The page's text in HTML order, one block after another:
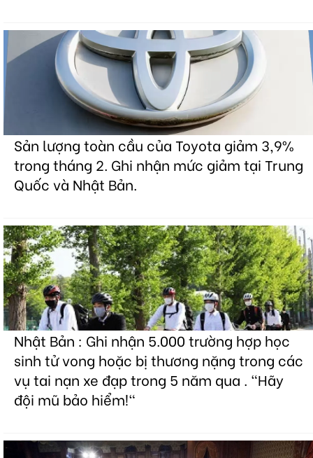
Sản lượng toàn cầu của Toyota giảm 3,9%
trong tháng 2. Ghi nhận mức giảm tại Trung
Quốc và Nhật Bản.
Nhật Bản : Ghi nhận 5.000 trường hợp học
sinh tử vong hoặc bị thương nặng trong các
vụ tai nạn xe đạp trong 5 năm qua . "Hãy
đội mũ bảo hiểm!"